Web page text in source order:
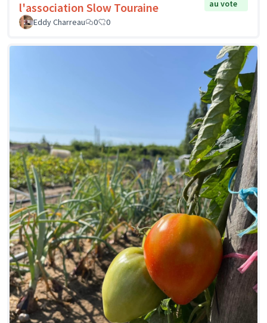
l'association Slow Touraine
au vote
Eddy Charreau
0 0